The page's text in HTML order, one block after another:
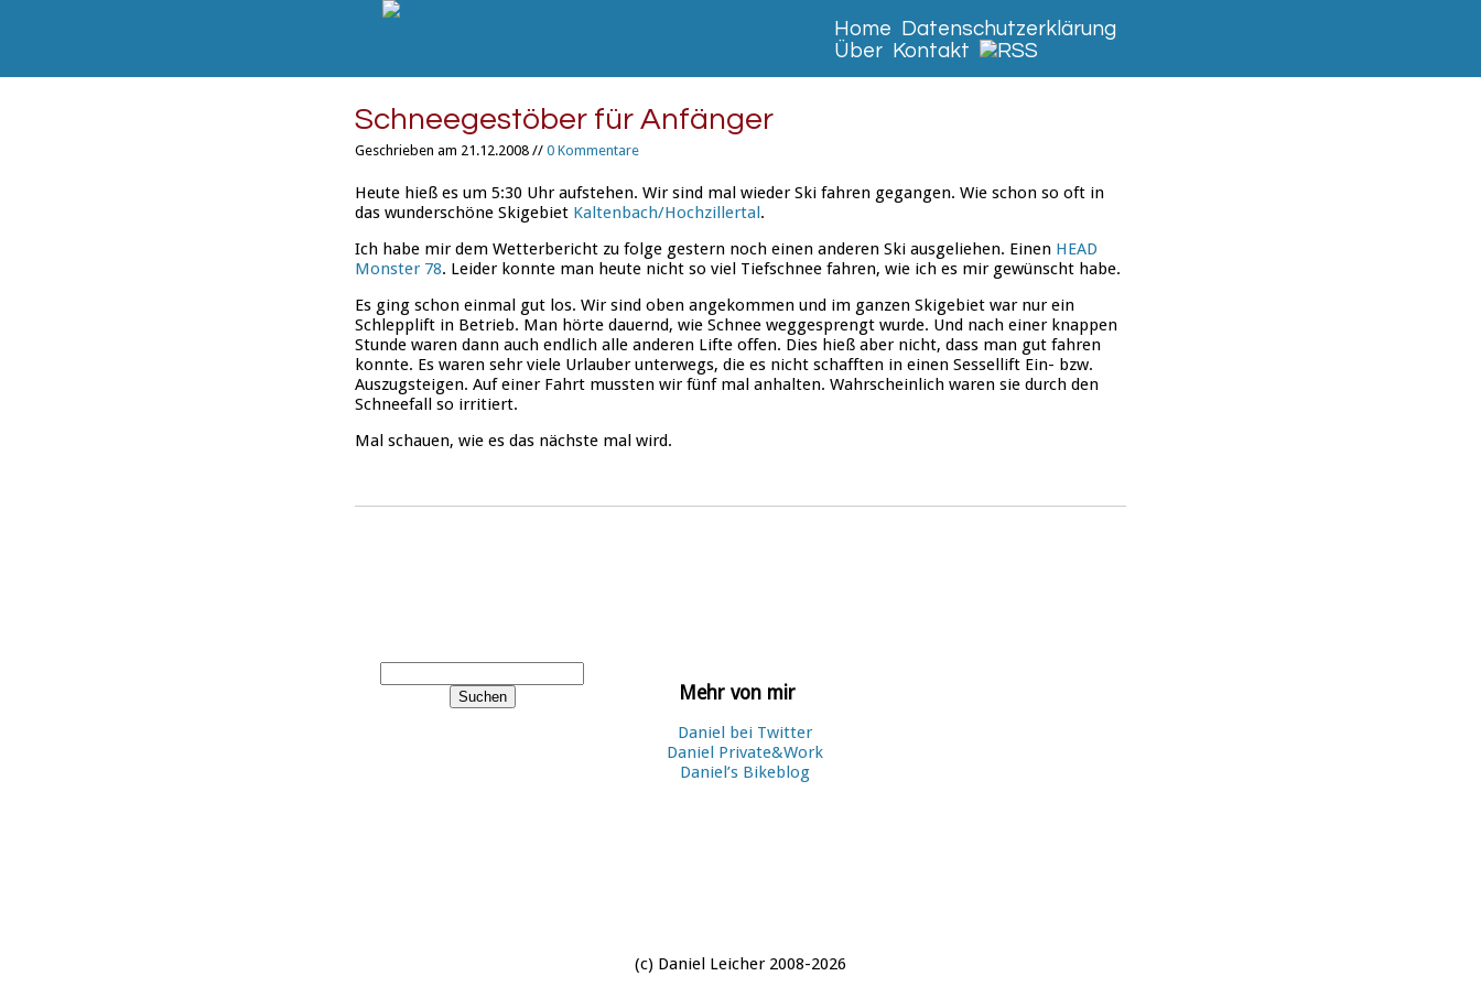
Home
Datenschutzerklärung
Über Kontakt
Schneegestöber für Anfänger
Geschrieben am 21.12.2008 // 0 Kommentare
Heute hieß es um 5:30 Uhr aufstehen. Wir sind mal wieder Ski fahren gegangen. Wie schon so oft in
das wunderschöne Skigebiet Kaltenbach/Hochzillertal.
Ich habe mir dem Wetterbericht zu folge gestern noch einen anderen Ski ausgeliehen. Einen HEAD
Monster 78. Leider konnte man heute nicht so viel Tiefschnee fahren, wie ich es mir gewünscht habe.
Es ging schon einmal gut los. Wir sind oben angekommen und im ganzen Skigebiet war nur ein
Schlepplift in Betrieb. Man hörte dauernd, wie Schnee weggesprengt wurde. Und nach einer knappen
Stunde waren dann auch endlich alle anderen Lifte offen. Dies hieß aber nicht, dass man gut fahren
konnte. Es waren sehr viele Urlauber unterwegs, die es nicht schafften in einen Sessellift Ein- bzw.
Auszugsteigen. Auf einer Fahrt mussten wir fünf mal anhalten. Wahrscheinlich waren sie durch den
Schneefall so irritiert.
Mal schauen, wie es das nächste mal wird.
Mehr von mir
Daniel bei Twitter
Daniel Private&Work
Daniel’s Bikeblog
(c) Daniel Leicher 2008-2026